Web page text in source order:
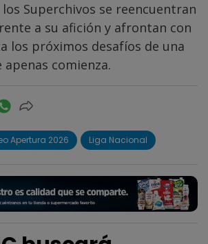
Superchivos se reencuentran
a su afición y afrontan con
los próximos desafíos de una
comienza.
Apertura 2026 Liga Nacional